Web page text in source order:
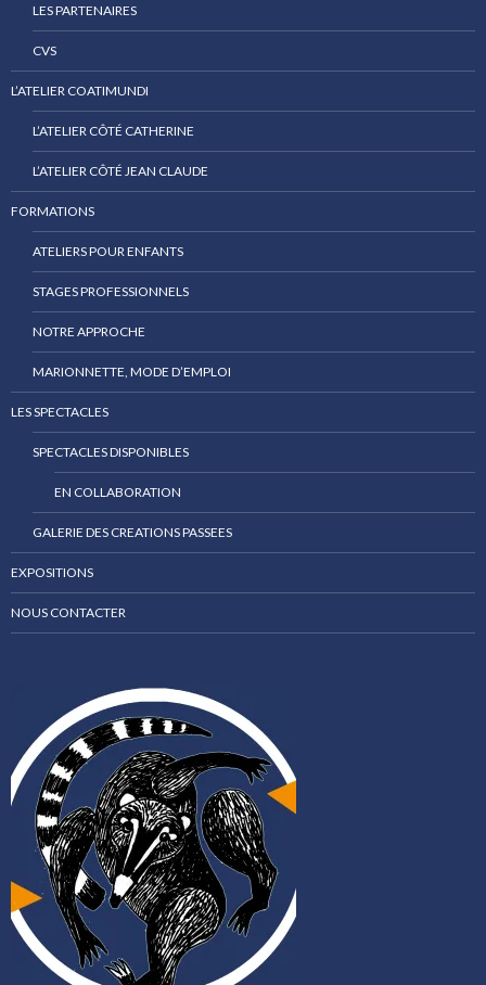
LES PARTENAIRES
CVS
L’ATELIER COATIMUNDI
L’ATELIER CÔTÉ CATHERINE
L’ATELIER CÔTÉ JEAN CLAUDE
FORMATIONS
ATELIERS POUR ENFANTS
STAGES PROFESSIONNELS
NOTRE APPROCHE
MARIONNETTE, MODE D’EMPLOI
LES SPECTACLES
SPECTACLES DISPONIBLES
EN COLLABORATION
GALERIE DES CREATIONS PASSEES
EXPOSITIONS
NOUS CONTACTER